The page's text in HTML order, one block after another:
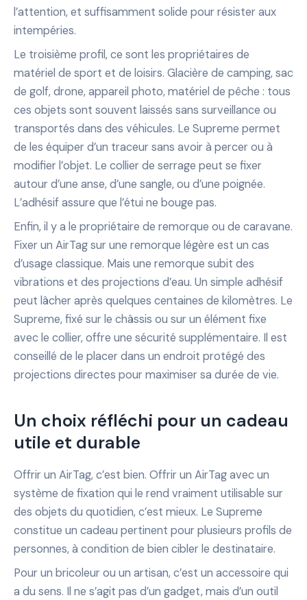
l’attention, et suffisamment solide pour résister aux
intempéries.
Le troisième profil, ce sont les propriétaires de
matériel de sport et de loisirs. Glacière de camping, sac
de golf, drone, appareil photo, matériel de pêche : tous
ces objets sont souvent laissés sans surveillance ou
transportés dans des véhicules. Le Supreme permet
de les équiper d’un traceur sans avoir à percer ou à
modifier l’objet. Le collier de serrage peut se fixer
autour d’une anse, d’une sangle, ou d’une poignée.
L’adhésif assure que l’étui ne bouge pas.
Enfin, il y a le propriétaire de remorque ou de caravane.
Fixer un AirTag sur une remorque légère est un cas
d’usage classique. Mais une remorque subit des
vibrations et des projections d’eau. Un simple adhésif
peut lâcher après quelques centaines de kilomètres. Le
Supreme, fixé sur le châssis ou sur un élément fixe
avec le collier, offre une sécurité supplémentaire. Il est
conseillé de le placer dans un endroit protégé des
projections directes pour maximiser sa durée de vie.
Un choix réfléchi pour un cadeau
utile et durable
Offrir un AirTag, c’est bien. Offrir un AirTag avec un
système de fixation qui le rend vraiment utilisable sur
des objets du quotidien, c’est mieux. Le Supreme
constitue un cadeau pertinent pour plusieurs profils de
personnes, à condition de bien cibler le destinataire.
Pour un bricoleur ou un artisan, c’est un accessoire qui
a du sens. Il ne s’agit pas d’un gadget, mais d’un outil